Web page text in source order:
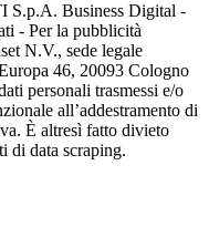
S.p.A. Business Digital -
- Per la pubblicità
N.V., sede legale
46, 20093 Cologno
personali trasmessi e/o
all’addestramento di
È altresì fatto divieto
di data scraping.